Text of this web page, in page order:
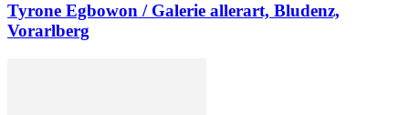
Tyrone Egbowon / Galerie allerart, Bludenz,
Vorarlberg